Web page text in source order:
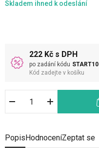
Skladem ihned k odeslání
222 Kč s DPH
po zadání kódu START10
Kód zadejte v košíku
Popis HodnoceníZeptat se